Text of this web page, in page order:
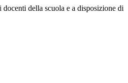
della scuola e a disposizione di